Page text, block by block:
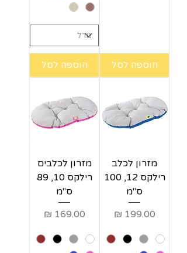
הוספה לסל הוספה לסל
מזרון לכלב
רילקס 12, 100
ס"מ
מחיר
מזרון לכלבים
רילקס 10, 89
ס"מ
מחיר